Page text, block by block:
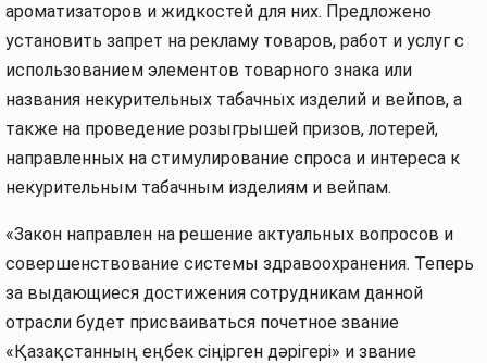
ароматизаторов и жидкостей для них. Предложено
установить запрет на рекламу товаров, работ и услуг с
использованием элементов товарного знака или
названия некурительных табачных изделий и вейпов, а
также на проведение розыгрышей призов, лотерей,
направленных на стимулирование спроса и интереса к
некурительным табачным изделиям и вейпам.
«Закон направлен на решение актуальных вопросов и
совершенствование системы здравоохранения. Теперь
за выдающиеся достижения сотрудникам данной
отрасли будет присваиваться почетное звание
«Қазақстанның еңбек сіңірген дәрігері» и звание